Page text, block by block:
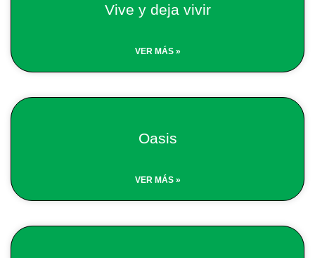
Vive y deja vivir
VER MÁS »
Oasis
VER MÁS »